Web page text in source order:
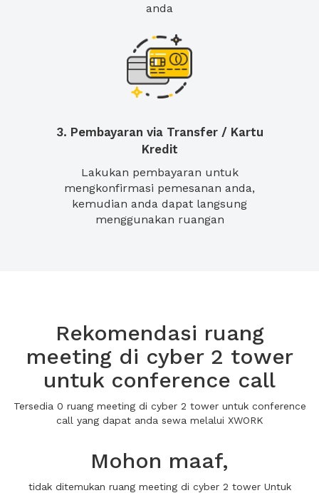
anda
3. Pembayaran via Transfer / Kartu
Kredit
Lakukan pembayaran untuk
mengkonfirmasi pemesanan anda,
kemudian anda dapat langsung
menggunakan ruangan
Rekomendasi ruang
meeting di cyber 2 tower
untuk conference call
Tersedia 0 ruang meeting di cyber 2 tower untuk conference
call yang dapat anda sewa melalui XWORK
Mohon maaf,
tidak ditemukan ruang meeting di cyber 2 tower Untuk